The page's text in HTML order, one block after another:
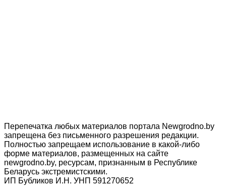
Перепечатка любых материалов портала Newgrodno.by
запрещена без письменного разрешения редакции.
Полностью запрещаем использование в какой-либо
форме материалов, размещенных на сайте
newgrodno.by, ресурсам, признанным в Республике
Беларусь экстремистскими.
ИП Бубликов И.Н. УНП 591270652